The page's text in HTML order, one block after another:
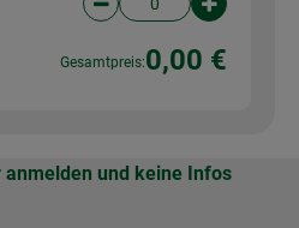
Artikelanzahl
Gesamtpreis:0,00 €
und keine Infos